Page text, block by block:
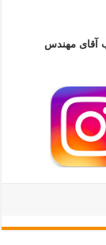
آقای مهندس